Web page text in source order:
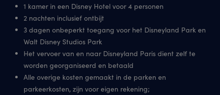
1 kamer in een Disney Hotel voor 4 personen
2 nachten inclusief ontbijt
3 dagen onbeperkt toegang voor het Disneyland Park en
Walt Disney Studios Park
Het vervoer van en naar Disneyland Paris dient zelf te
worden georganiseerd en betaald
Alle overige kosten gemaakt in de parken en
parkeerkosten, zijn voor eigen rekening;